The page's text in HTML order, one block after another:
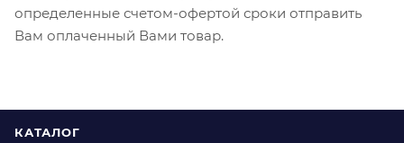
определенные счетом-офертой сроки отправить
Вам оплаченный Вами товар.
КАТАЛОГ